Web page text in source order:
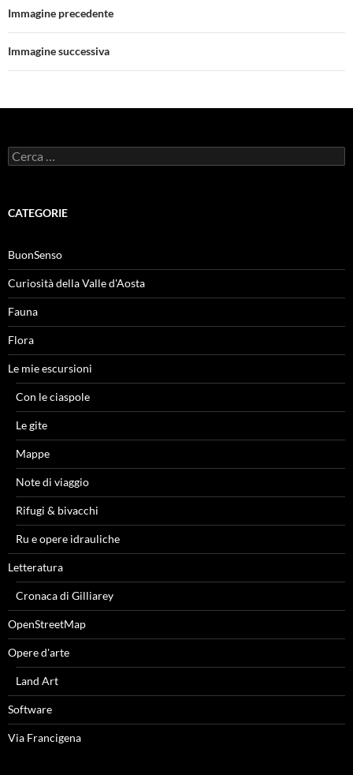
Immagine precedente
Immagine successiva
Ricerca
per:
CATEGORIE
BuonSenso
Curiosità della Valle d'Aosta
Fauna
Flora
Le mie escursioni
Con le ciaspole
Le gite
Mappe
Note di viaggio
Rifugi & bivacchi
Ru e opere idrauliche
Letteratura
Cronaca di Gilliarey
OpenStreetMap
Opere d'arte
Land Art
Software
Via Francigena